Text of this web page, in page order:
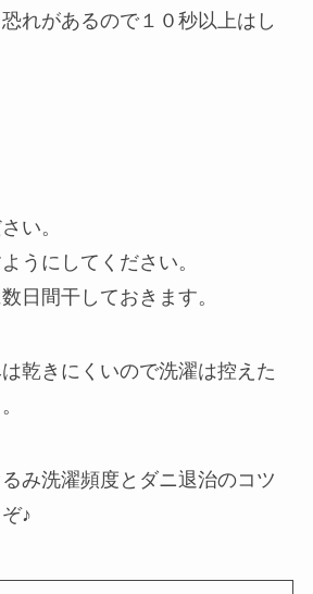
れがあるので１０秒以上はし
い。
うにしてください。
日間干しておきます。
乾きにくいので洗濯は控えた
み洗濯頻度とダニ退治のコツ
♪